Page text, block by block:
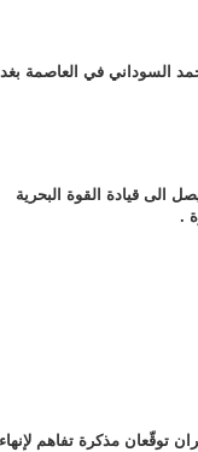
السوداني في العاصمة
الى قيادة القوة البحرية
.
توقّعان مذكرة تفاهم لإنهاء